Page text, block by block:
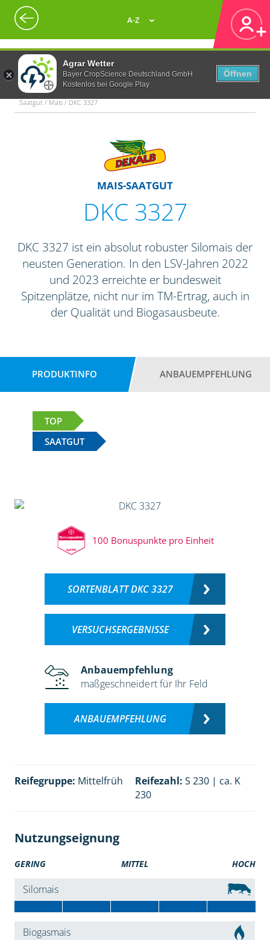
Agrar Wetter
Bayer CropScience Deutschland GmbH
Kostenlos bei Google Play
Öffnen
A-Z
Saatgut / Mais / DKC 3327
MAIS-SAATGUT
DKC 3327
DKC 3327 ist ein absolut robuster Silomais der
neusten Generation. In den LSV-Jahren 2022
und 2023 erreichte er bundesweit
Spitzenplätze, nicht nur im TM-Ertrag, auch in
der Qualität und Biogasausbeute.
PRODUKTINFO ANBAUEMPFEHLUNG
TOP
SAATGUT
100 Bonuspunkte pro Einheit
SORTENBLATT DKC 3327
VERSUCHSERGEBNISSE
Anbauempfehlung
maßgeschneidert für Ihr Feld
ANBAUEMPFEHLUNG
Reifegruppe: Mittelfrüh Reifezahl: S 230 | ca. K
230
Nutzungseignung
GERING MITTEL HOCH
Silomais
Biogasmais